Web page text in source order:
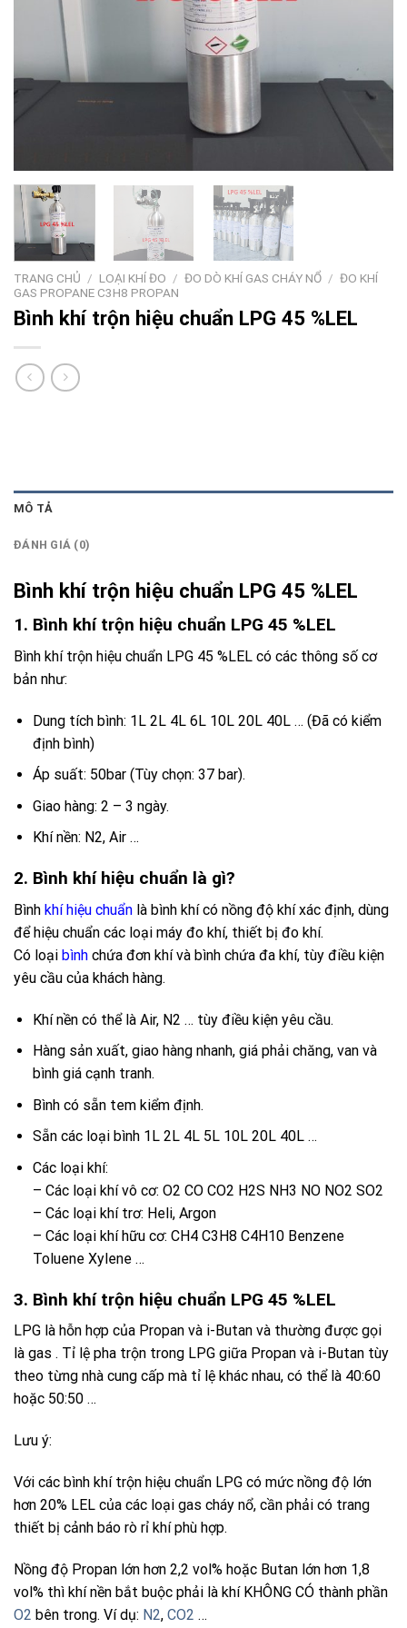
TRANG CHỦ / LOẠI KHÍ ĐO / ĐO DÒ KHÍ GAS CHÁY NỔ / ĐO KHÍ
GAS PROPANE C3H8 PROPAN
Bình khí trộn hiệu chuẩn LPG 45 %LEL
MÔ TẢ
ĐÁNH GIÁ (0)
Bình khí trộn hiệu chuẩn LPG 45 %LEL
1. Bình khí trộn hiệu chuẩn LPG 45 %LEL
Bình khí trộn hiệu chuẩn LPG 45 %LEL có các thông số cơ
bản như:
Dung tích bình: 1L 2L 4L 6L 10L 20L 40L … (Đã có kiểm
định bình)
Áp suất: 50bar (Tùy chọn: 37 bar).
Giao hàng: 2 – 3 ngày.
Khí nền: N2, Air …
2. Bình khí hiệu chuẩn là gì?
Bình khí hiệu chuẩn là bình khí có nồng độ khí xác định, dùng
để hiệu chuẩn các loại máy đo khí, thiết bị đo khí.
Có loại bình chứa đơn khí và bình chứa đa khí, tùy điều kiện
yêu cầu của khách hàng.
Khí nền có thể là Air, N2 … tùy điều kiện yêu cầu.
Hàng sản xuất, giao hàng nhanh, giá phải chăng, van và
bình giá cạnh tranh.
Bình có sẵn tem kiểm định.
Sẵn các loại bình 1L 2L 4L 5L 10L 20L 40L …
Các loại khí:
– Các loại khí vô cơ: O2 CO CO2 H2S NH3 NO NO2 SO2
– Các loại khí trơ: Heli, Argon
– Các loại khí hữu cơ: CH4 C3H8 C4H10 Benzene
Toluene Xylene …
3. Bình khí trộn hiệu chuẩn LPG 45 %LEL
LPG là hỗn hợp của Propan và i-Butan và thường được gọi
là gas . Tỉ lệ pha trộn trong LPG giữa Propan và i-Butan tùy
theo từng nhà cung cấp mà tỉ lệ khác nhau, có thể là 40:60
hoặc 50:50 …
Lưu ý:
Với các bình khí trộn hiệu chuẩn LPG có mức nồng độ lớn
hơn 20% LEL của các loại gas cháy nổ, cần phải có trang
thiết bị cảnh báo rò rỉ khí phù hợp.
Nồng độ Propan lớn hơn 2,2 vol% hoặc Butan lớn hơn 1,8
vol% thì khí nền bắt buộc phải là khí KHÔNG CÓ thành phần
O2 bên trong. Ví dụ: N2, CO2 …